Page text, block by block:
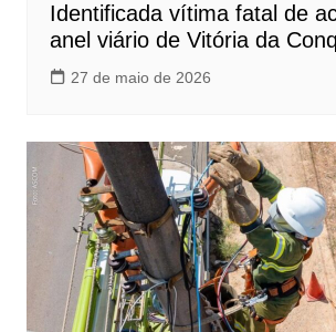
Identificada vítima fatal de
anel viário de Vitória da
27 de maio de 2026